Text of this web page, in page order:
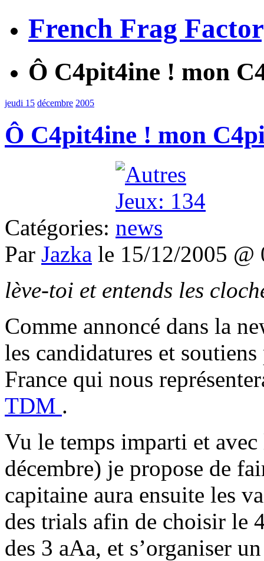
French Frag
Ô C4pit4ine ! mon
jeudi 15 décembre 2005
Ô C4pit4ine ! mon
Catégories:
Par Jazka le 15/12/2005
lève-toi et entends les
Comme annoncé dans la
les candidatures et
France qui nous
TDM .
Vu le temps imparti et
décembre) je propose de
capitaine aura ensuite les
des trials afin de choisir le
des 3 aAa, et s’organiser